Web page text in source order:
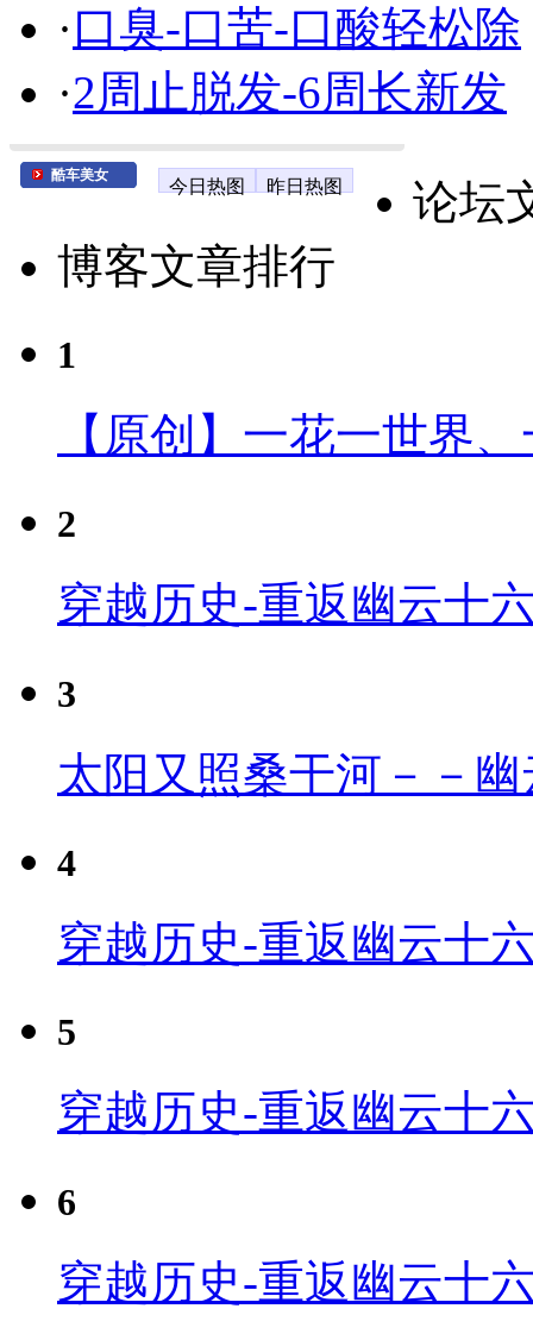
·口臭-口苦-口酸轻松除
·2周止脱发-6周长新发
酷车美女
今日热图 昨日热图
论坛
博客文章排行
1
【原创】一花一世界
2
穿越历史-重返幽云十
3
太阳又照桑干河－－
4
穿越历史-重返幽云十
5
穿越历史-重返幽云十
6
穿越历史-重返幽云十